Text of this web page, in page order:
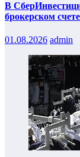
В
брокерском счете
01.08.2026 admin